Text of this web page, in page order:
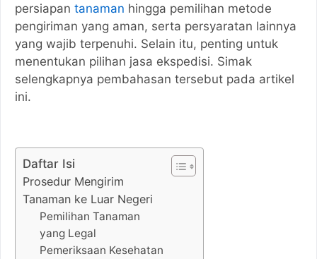
persiapan tanaman hingga pemilihan metode
pengiriman yang aman, serta persyaratan lainnya
yang wajib terpenuhi. Selain itu, penting untuk
menentukan pilihan jasa ekspedisi. Simak
selengkapnya pembahasan tersebut pada artikel
ini.
Daftar Isi
Prosedur Mengirim
Tanaman ke Luar Negeri
Pemilihan Tanaman
yang Legal
Pemeriksaan Kesehatan